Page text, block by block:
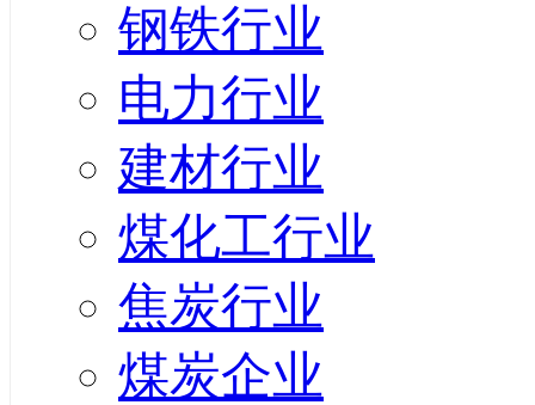
钢铁行业
电力行业
建材行业
煤化工行业
焦炭行业
煤炭企业